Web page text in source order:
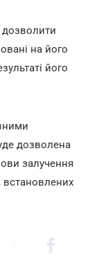
дозволити
на його
його
дозволена
залучення
встановлених